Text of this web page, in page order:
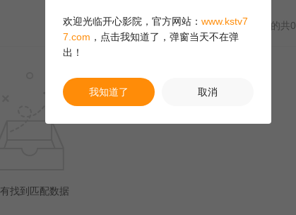
与“星奈あい+–+Aph ”相关的共0
找到匹配数据
欢迎光临开心影院，官方网站： www.kstv7
7.com ，点击我知道了，弹窗当天不在弹
出！
我知道了 取消